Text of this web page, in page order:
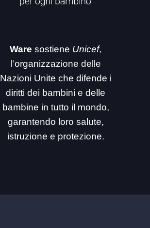
Ware sostiene Unicef,
l’organizzazione delle
Nazioni Unite che difende i
diritti dei bambini e delle
bambine in tutto il mondo,
garantendo loro salute,
istruzione e protezione.